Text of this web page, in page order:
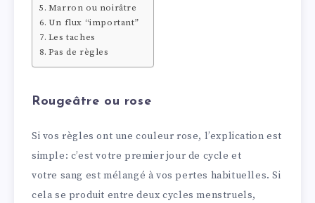
Marron ou noirâtre
Un flux “important”
Les taches
Pas de règles
Rougeâtre ou rose
Si vos règles ont une couleur rose, l’explication est
simple: c’est votre premier jour de cycle et
votre sang est mélangé à vos pertes habituelles. Si
cela se produit entre deux cycles menstruels,